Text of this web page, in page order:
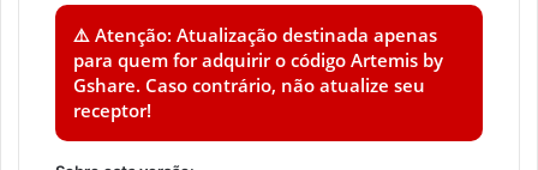
⚠️ Atenção: Atualização destinada apenas
para quem for adquirir o código Artemis by
Gshare. Caso contrário, não atualize seu
receptor!